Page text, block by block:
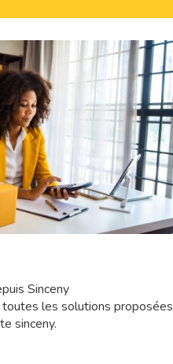
Sinceny
les solutions proposées
sinceny.